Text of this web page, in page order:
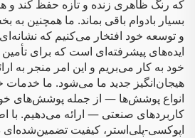
که رنگ ظاهری زنده و تازه حفظ کند و
بسیار بادوام باقی بماند. ما همچنین
و توسعه خود افتخار می‌کنیم که
ایده‌های پیشرفته‌ای است که برای
خود به کار می‌بریم و این امر منجر به
هیجان‌انگیز جدید ما می‌شود. ما خدمات
انواع پوشش‌ها — از جمله پوشش‌های
کاربردهای صنعتی — ارائه می‌دهیم. با
اپوکسی-پلی‌استر، کیفیت تضمین‌شده‌ای